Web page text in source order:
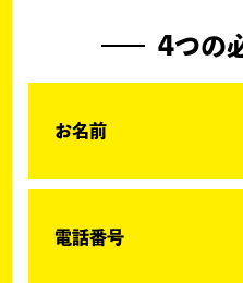
4つの
お名前
電話番号